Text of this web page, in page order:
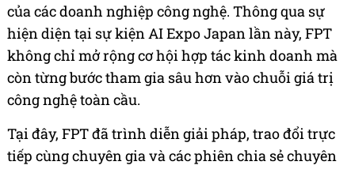
của các doanh nghiệp công nghệ. Thông qua sự
hiện diện tại sự kiện AI Expo Japan lần này, FPT
không chỉ mở rộng cơ hội hợp tác kinh doanh mà
còn từng bước tham gia sâu hơn vào chuỗi giá trị
công nghệ toàn cầu.
Tại đây, FPT đã trình diễn giải pháp, trao đổi trực
tiếp cùng chuyên gia và các phiên chia sẻ chuyên